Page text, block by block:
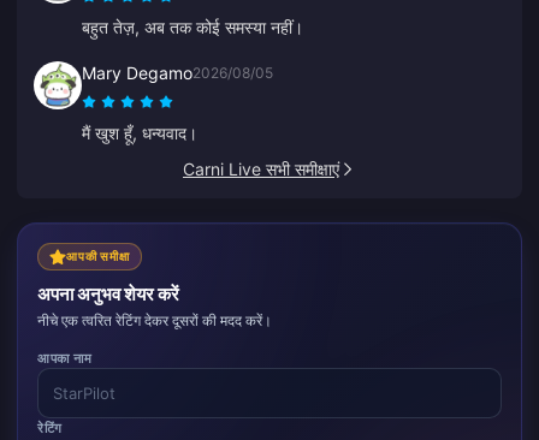
बहुत तेज़, अब तक कोई समस्या नहीं।
Mary Degamo2026/08/05
मैं खुश हूँ, धन्यवाद।
Carni Live सभी समीक्षाएं
आपकी समीक्षा
अपना अनुभव शेयर करें
नीचे एक त्वरित रेटिंग देकर दूसरों की मदद करें।
आपका नाम
रेटिंग